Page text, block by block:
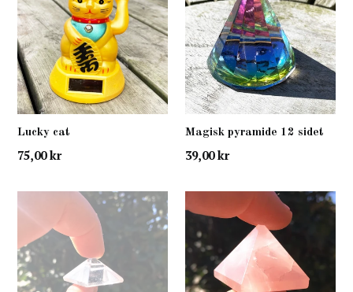
Lucky cat
normal
75,00 kr
Magisk pyramide 12 sidet
normal
39,00 kr